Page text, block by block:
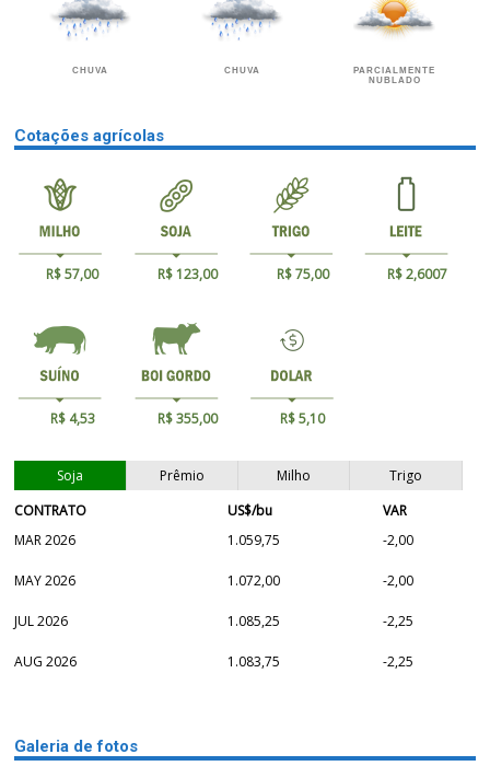
CHUVA CHUVA
PARCIALMENTE
NUBLADO
Cotações agrícolas
R$ 57,00 R$ 123,00 R$ 75,00 R$ 2,6007
R$ 4,53 R$ 355,00 R$ 5,10
Soja Prêmio Milho
Trigo
CONTRATO
US$/bu
VAR
MAR 2026
1.059,75 -2,00
MAY 2026 1.072,00 -2,00
JUL 2026 1.085,25 -2,25
AUG 2026 1.083,75 -2,25
Galeria de fotos